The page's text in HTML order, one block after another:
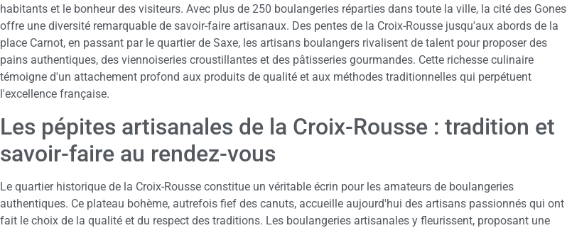
habitants et le bonheur des visiteurs. Avec plus de 250 boulangeries réparties dans toute la ville, la cité des Gones
offre une diversité remarquable de savoir-faire artisanaux. Des pentes de la Croix-Rousse jusqu'aux abords de la
place Carnot, en passant par le quartier de Saxe, les artisans boulangers rivalisent de talent pour proposer des
pains authentiques, des viennoiseries croustillantes et des pâtisseries gourmandes. Cette richesse culinaire
témoigne d'un attachement profond aux produits de qualité et aux méthodes traditionnelles qui perpétuent
l'excellence française.
Les pépites artisanales de la Croix-Rousse : tradition et
savoir-faire au rendez-vous
Le quartier historique de la Croix-Rousse constitue un véritable écrin pour les amateurs de boulangeries
authentiques. Ce plateau bohème, autrefois fief des canuts, accueille aujourd'hui des artisans passionnés qui ont
fait le choix de la qualité et du respect des traditions. Les boulangeries artisanales y fleurissent, proposant une